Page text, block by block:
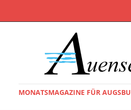
MONATSMAGAZINE FÜR